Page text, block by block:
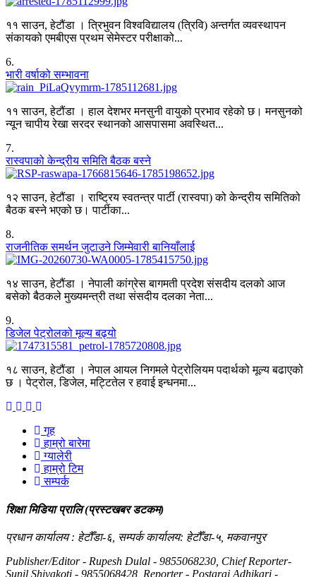
११ साउन, हेटौंडा । त्रिभुवन विश्वविद्यालय (त्रिवि) अन्तर्गत व्यवस्थापन
संकायको एमबीएस प्रथम सेमेस्टर परीक्षाको...
6.
भारी वर्षाको सम्भावना
११ साउन, हेटौंडा । हाल देशभर मनसुनी वायुको प्रभाव रहेको छ। मनसुनको
न्यून चापीय रेखा सरदर स्थानको आसपासमा अवस्थित...
7.
रास्वपाको केन्द्रीय समिति बैठक बस्ने
१२ साउन, हेटौंडा । राष्ट्रिय स्वतन्त्र पार्टी (रास्वपा) को केन्द्रीय समितिको
बैठक बस्ने भएको छ। पार्टीका...
8.
राजनीतिक समर्थन जुटाउने जिम्मेवारी बानियाँलाई
१४ साउन, हेटौंडा । नेपाली कांग्रेस बागमती प्रदेश संसदीय दलको आज
बसेको बैठकले मुख्यमन्त्री तथा संसदीय दलका नेता...
9.
डिजेल पेट्रोलको मूल्य बढ्यो
१८ साउन, हेटौंडा । नेपाल आयल निगमले पेट्रोलियम पदार्थको मूल्य बढाएको
छ । पेट्रोल, डिजेल, मट्टितेल र हवाई इन्धनमा...
गृह
हाम्रो बारेमा
ग्यालेरी
हाम्रो टिम
सम्पर्क
शिक्षा मिडिया प्रालि (प्रस्टखबर डटकम)
प्रधान कार्यालय : हेटौँडा-६, सम्पर्क कार्यालय: हेटौँडा-५, मकवानपुर
Publisher/Editor - Rupesh Dulal - 9855068230, Chief Reporter-
Sunil Shivakoti - 9855068428, Reporter - Postaraj Adhikari -